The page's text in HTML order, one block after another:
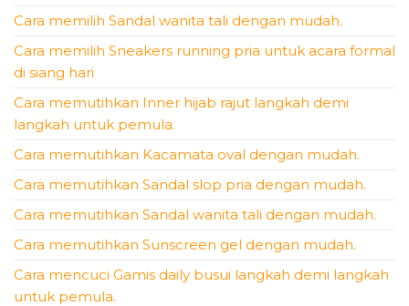
Cara memilih Sandal wanita tali dengan mudah.
Cara memilih Sneakers running pria untuk acara formal
di siang hari
Cara memutihkan Inner hijab rajut langkah demi
langkah untuk pemula.
Cara memutihkan Kacamata oval dengan mudah.
Cara memutihkan Sandal slop pria dengan mudah.
Cara memutihkan Sandal wanita tali dengan mudah.
Cara memutihkan Sunscreen gel dengan mudah.
Cara mencuci Gamis daily busui langkah demi langkah
untuk pemula.